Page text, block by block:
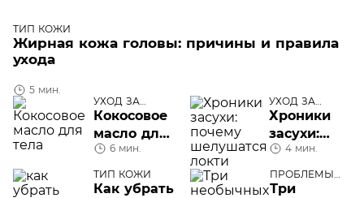
ТИП КОЖИ
Жирная кожа головы: причины и правила
ухода
5 мин.
УХОД ЗА
ТЕЛОМ
Кокосовое
масло для
тела6 мин.
УХОД ЗА
ТЕЛОМ
Хроники
засухи:
почему
шелушатся
локти
4 мин.
ТИП КОЖИ
Как убрать
ПРОБЛЕМЫ
КОЖИ ЛИЦА
Три